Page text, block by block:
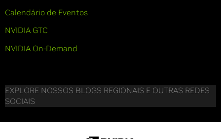
Calendário de Eventos
NVIDIA GTC
NVIDIA On-Demand
EXPLORE NOSSOS BLOGS REGIONAIS E OUTRAS REDES
SOCIAIS